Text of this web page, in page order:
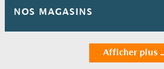
NOS MAGASINS
Afficher plus